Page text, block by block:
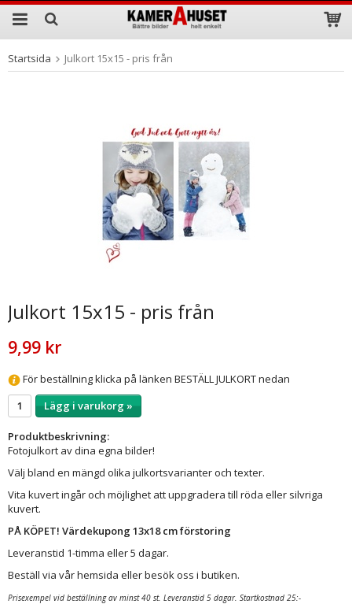
Produkten har blivit tillagd i varukorgen
Startsida Julkort 15x15 - pris från
Julkort 15x15 - pris från
9,99 kr
För beställning klicka på länken BESTÄLL JULKORT nedan
Lägg i varukorg »
Produktbeskrivning:
Fotojulkort av dina egna bilder!
Välj bland en mängd olika julkortsvarianter och texter.
Vita kuvert ingår och möjlighet att uppgradera till röda eller silvriga
kuvert.
PÅ KÖPET! Värdekupong 13x18 cm förstoring
Leveranstid 1-timma eller 5 dagar.
Beställ via vår hemsida eller besök oss i butiken.
Prisexempel vid beställning av minst 40 st. Leveranstid 5 dagar. Startkostnad 25:-